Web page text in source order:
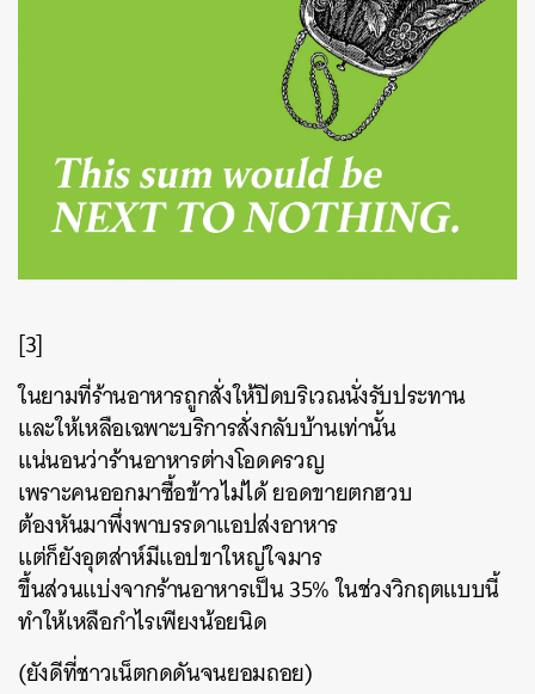
[3]
ในยามที่ร้านอาหารถูกสั่งให้ปิดบริเวณนั่งรับประทาน
และให้เหลือเฉพาะบริการสั่งกลับบ้านเท่านั้น
แน่นอนว่าร้านอาหารต่างโอดครวญ
เพราะคนออกมาซื้อข้าวไม่ได้ ยอดขายตกฮวบ
ต้องหันมาพึ่งพาบรรดาแอปส่งอาหาร
แต่ก็ยังอุตส่าห์มีแอปขาใหญ่ใจมาร
ขึ้นส่วนแบ่งจากร้านอาหารเป็น 35% ในช่วงวิกฤตแบบนี้
ทำให้เหลือกำไรเพียงน้อยนิด
(ยังดีที่ชาวเน็ตกดดันจนยอมถอย)